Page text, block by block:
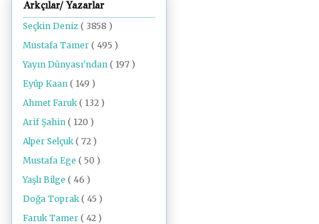
Arkçılar/ Yazarlar
Seçkin Deniz ( 3858 )
Mustafa Tamer ( 495 )
Yayın Dünyası'ndan ( 197 )
Eyüp Kaan ( 149 )
Ahmet Faruk ( 132 )
Arif Şahin ( 120 )
Alper Selçuk ( 72 )
Mustafa Ege ( 50 )
Yaşlı Bilge ( 46 )
Doğa Toprak ( 45 )
Faruk Tamer ( 42 )